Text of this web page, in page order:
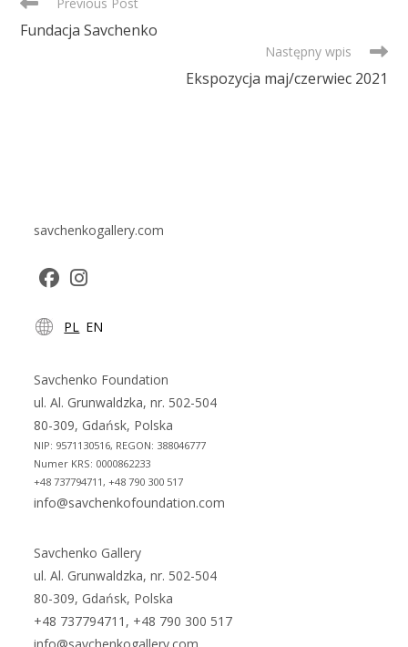
ARTICLES
Fundacja Savchenko
Następny wpis
Ekspozycja maj/czerwiec 2021
savchenkogallery.com
in
new
tab
in
new
tab
PL EN
Savchenko Foundation
ul. Al. Grunwaldzka, nr. 502-504
80-309, Gdańsk, Polska
NIP: 9571130516, REGON: 388046777
Numer KRS: 0000862233
+48 737794711, +48 790 300 517
info@savchenkofoundation.com
Savchenko Gallery
ul. Al. Grunwaldzka, nr. 502-504
80-309, Gdańsk, Polska
+48 737794711, +48 790 300 517
info@savchenkogallery.com